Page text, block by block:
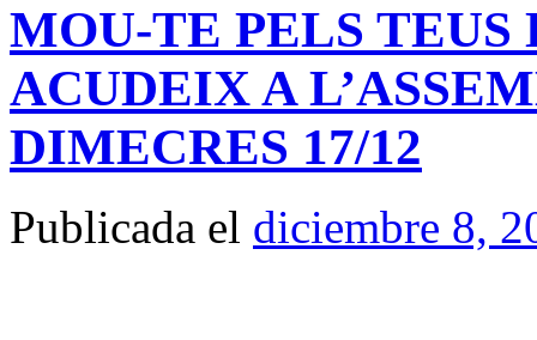
MOU-TE PELS
ACUDEIX A
DIMECRES 17/12
Publicada el diciembre 8,